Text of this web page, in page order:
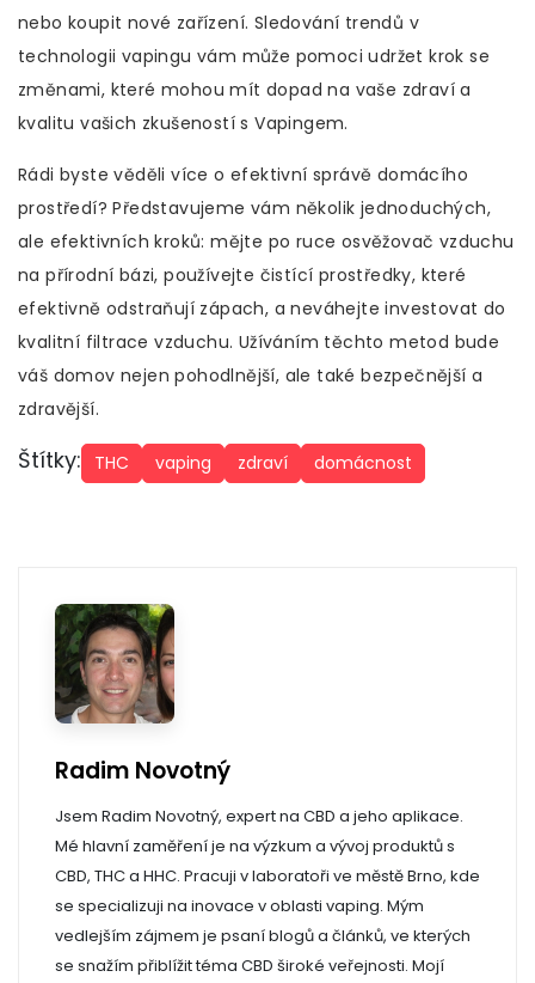
nebo koupit nové zařízení. Sledování trendů v
technologii vapingu vám může pomoci udržet krok se
změnami, které mohou mít dopad na vaše zdraví a
kvalitu vašich zkušeností s Vapingem.
Rádi byste věděli více o efektivní správě domácího
prostředí? Představujeme vám několik jednoduchých,
ale efektivních kroků: mějte po ruce osvěžovač vzduchu
na přírodní bázi, používejte čistící prostředky, které
efektivně odstraňují zápach, a neváhejte investovat do
kvalitní filtrace vzduchu. Užíváním těchto metod bude
váš domov nejen pohodlnější, ale také bezpečnější a
zdravější.
Štítky: THC vaping zdraví domácnost
Radim Novotný
Jsem Radim Novotný, expert na CBD a jeho aplikace.
Mé hlavní zaměření je na výzkum a vývoj produktů s
CBD, THC a HHC. Pracuji v laboratoři ve městě Brno, kde
se specializuji na inovace v oblasti vaping. Mým
vedlejším zájmem je psaní blogů a článků, ve kterých
se snažím přiblížit téma CBD široké veřejnosti. Mojí